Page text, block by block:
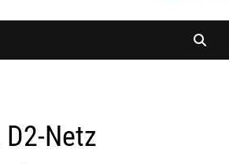
D2-Netz